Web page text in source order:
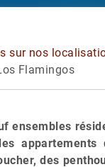
sur nos
Flamingos
ensembles
des